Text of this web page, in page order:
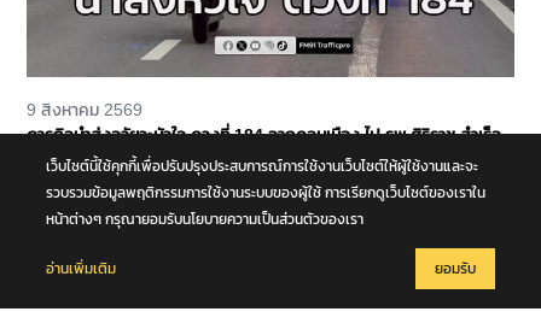
9 สิงหาคม 2569
ภารกิจนำส่งอวัยวะหัวใจ ดวงที่ 184 จากดอนเมือง ไป รพ.ศิริราช สำเร็จ
ลุล่วงเว็บไซต์นี้ใช้คุกกี้เพื่อปรับปรุงประสบการณ์การใช้งานเว็บไซต์ให้ผู้ใช้งานและจะ
รวบรวมข้อมูลพฤติกรรมการใช้งานระบบของผู้ใช้ การเรียกดูเว็บไซต์ของเราใน
หน้าต่างๆ กรุณายอมรับนโยบายความเป็นส่วนตัวของเรา
อ่านเพิ่มเติม ยอมรับ